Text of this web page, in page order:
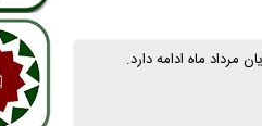
مرداد ماه ادامه دارد.